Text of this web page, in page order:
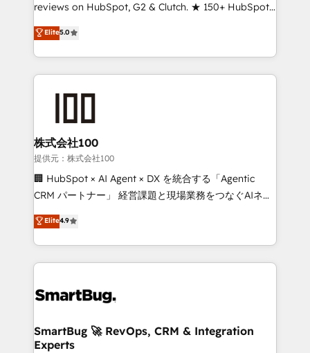
reviews on HubSpot, G2 & Clutch. ★ 150+ HubSpot
Certified Experts & Trainers across the team ★
1,500+ implementations across five continents ★ AI-
First, RevOps-led, Onboarding obsessed ★
Company of the Year 2024/25 INSIDEA helps
and build AI-powered workflows that drive adoption
from week one, in your time zone. What we do ➤
Onboarding: Live in weeks, with workflows built
around your business, not a template. ➤ Migration:
Move from any legacy CRM. Zero downtime, full data
run your revenue process. Sales, marketing, and
service wired together. ➤ AI and Integrations: Layer
tune-ups, feature rollouts, adoption coaching. Buying
HubSpot, switching to it, or reviving a stale portal?
We are built for the work.
Elite5.0
株式会社100
提供元：株式会社100
🏢 HubSpot × AI Agent × DX を統合する「Agentic
CRM パートナー」 経営課題と現場業務をつなぐAIネイ
ティブ・エージェンシーとして、HubSpot Eliteの実装
力で顧客フロント業務を再設計します。 💡 100inc は何
をする会社か？ HubSpotを共通基盤に、AIエージェン
トを組み込んだ顧客フロント業務（マーケティング・営
ィブ・エージェンシーです。事業部・グループ会社・部
を、CRMを軸とした全社共通基盤に再構築します。意
思決定者・PMO・現場担当者に並走します。 1️⃣
Elite4.9
SmartBug 🚀 RevOps, CRM & Integration
Experts